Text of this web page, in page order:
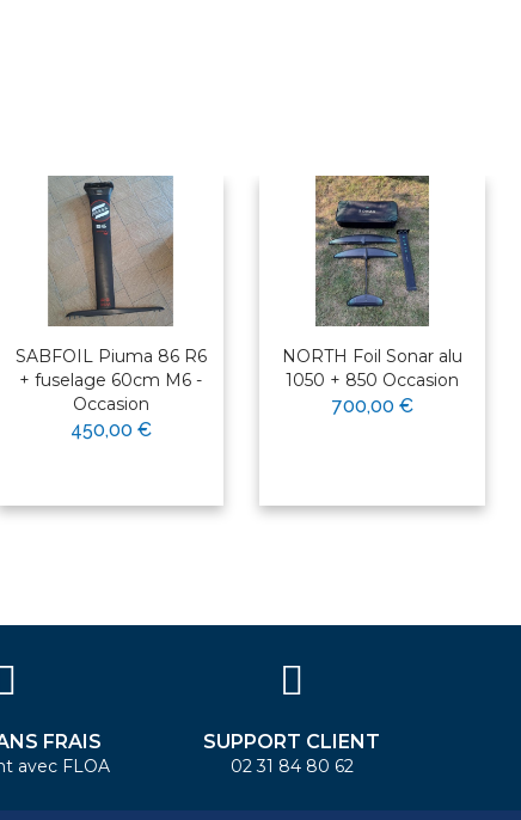
SABFOIL Piuma 86 R6
+ fuselage 60cm M6 -
Occasion
450,00 €
NORTH Foil Sonar alu
1050 + 850 Occasion
700,00 €
FRAIS
avec FLOA
SUPPORT CLIENT
02 31 84 80 62